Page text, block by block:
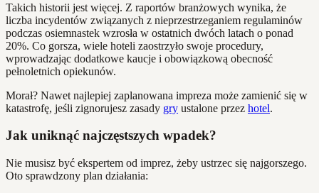
Takich historii jest więcej. Z raportów branżowych wynika, że
liczba incydentów związanych z nieprzestrzeganiem regulaminów
podczas osiemnastek wzrosła w ostatnich dwóch latach o ponad
20%. Co gorsza, wiele hoteli zaostrzyło swoje procedury,
wprowadzając dodatkowe kaucje i obowiązkową obecność
pełnoletnich opiekunów.
Morał? Nawet najlepiej zaplanowana impreza może zamienić się w
katastrofę, jeśli zignorujesz zasady gry ustalone przez hotel.
Jak uniknąć najczęstszych wpadek?
Nie musisz być ekspertem od imprez, żeby ustrzec się najgorszego.
Oto sprawdzony plan działania: